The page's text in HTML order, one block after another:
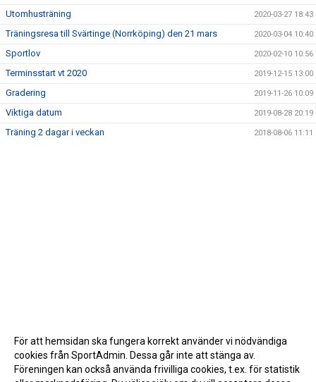
Utomhusträning 2020-03-27 18:43
Träningsresa till Svärtinge (Norrköping) den 21 mars 2020-03-04 10:40
Sportlov 2020-02-10 10:56
Terminsstart vt 2020 2019-12-15 13:00
Gradering 2019-11-26 10:09
Viktiga datum 2019-08-28 20:19
Träning 2 dagar i veckan 2018-08-06 11:11
För att hemsidan ska fungera korrekt använder vi nödvändiga
cookies från SportAdmin. Dessa går inte att stänga av.
Föreningen kan också använda frivilliga cookies, t.ex. för statistik